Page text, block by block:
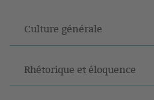
Culture générale
Rhétorique et éloquence